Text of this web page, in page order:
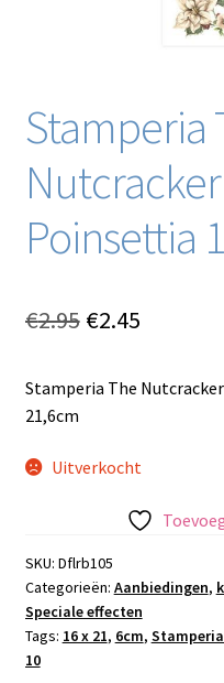
Stamperia
Poinsettia
€2.95
was:
€2.45Huidige
is:
Stamperia The
21,6cm
Uitverkocht
SKU: Dflrb105
Categorieën: Aanbiedingen,
Speciale effecten
Tags: 16 x 21, 6cm,
10